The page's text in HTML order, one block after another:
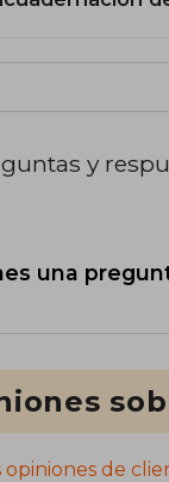
y
una
opiniones de